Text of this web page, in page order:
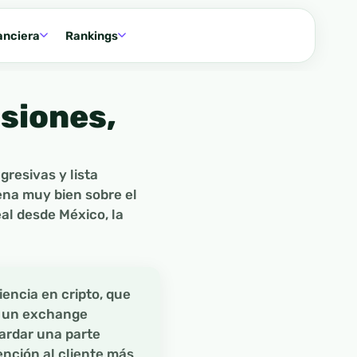
Rankings
y lista
muy bien sobre el
desde México, la
en cripto, que
exchange
una parte